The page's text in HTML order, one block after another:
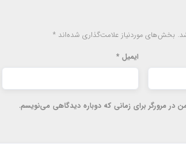
بخش‌های موردنیاز علامت‌گذاری شده‌اند *
ایمیل*
در مرورگر برای زمانی که دوباره دیدگاهی می‌نویسم.